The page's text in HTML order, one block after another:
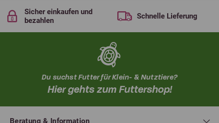
Sicher einkaufen und
bezahlen
Schnelle Lieferung
Du suchst Futter für Klein- & Nutztiere?
Hier gehts zum Futtershop!
Beratung & Information